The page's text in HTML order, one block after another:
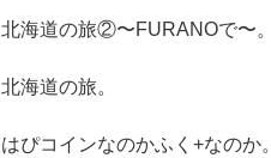
北海道の旅②〜FURANOで〜。
北海道の旅。
はぴコインなのかふく+なのか。